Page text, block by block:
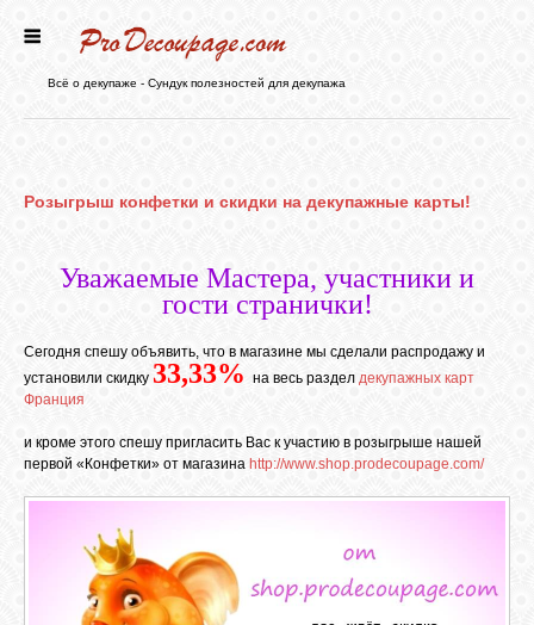
ФОРУМ
КАРТИНКИ
Всё о декупаже - Сундук полезностей для декупажа
Розыгрыш конфетки и скидки на декупажные карты!
Уважаемые Мастера, участники и
гости странички!
Сегодня спешу объявить, что в магазине мы сделали распродажу и
установили скидку 33,33% на весь раздел декупажных карт
Франция
и кроме этого спешу пригласить Вас к участию в розыгрыше нашей
первой «Конфетки» от магазина http://www.shop.prodecoupage.com/